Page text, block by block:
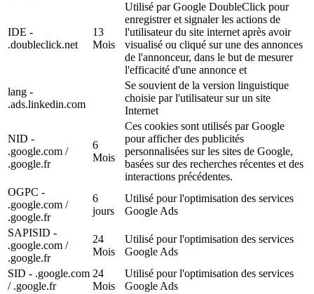
IDE -
.doubleclick.net
13
Mois
Utilisé par Google DoubleClick pour
enregistrer et signaler les actions de
l'utilisateur du site internet après avoir
visualisé ou cliqué sur une des annonces
de l'annonceur, dans le but de mesurer
l'efficacité d'une annonce et
lang -
.ads.linkedin.com
Se souvient de la version linguistique
choisie par l'utilisateur sur un site
Internet
NID -
.google.com /
.google.fr
6
Mois
Ces cookies sont utilisés par Google
pour afficher des publicités
personnalisées sur les sites de Google,
basées sur des recherches récentes et des
interactions précédentes.
OGPC -
.google.com /
.google.fr
6
jours
Utilisé pour l'optimisation des services
Google Ads
SAPISID -
.google.com /
.google.fr
24
Mois
Utilisé pour l'optimisation des services
Google Ads
SID - .google.com
/ .google.fr
24
Mois
Utilisé pour l'optimisation des services
Google Ads